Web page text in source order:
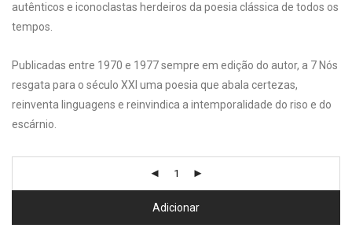
autênticos e iconoclastas herdeiros da poesia clássica de todos os
tempos.
Publicadas entre 1970 e 1977 sempre em edição do autor, a 7 Nós
resgata para o século XXI uma poesia que abala certezas,
reinventa linguagens e reinvindica a intemporalidade do riso e do
escárnio.
Adicionar